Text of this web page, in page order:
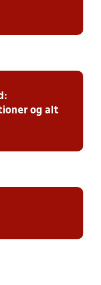
og alt